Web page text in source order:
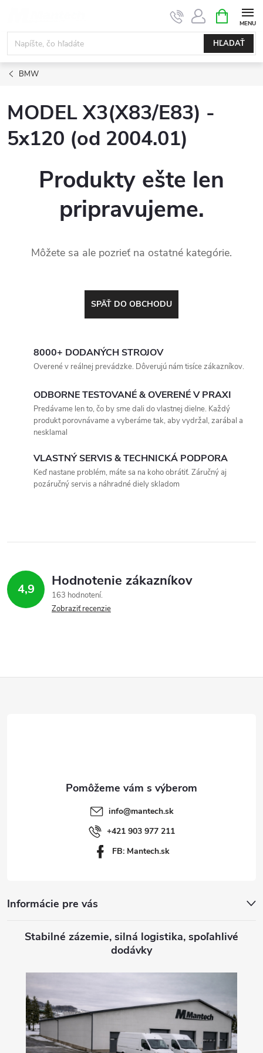
obsah
HĽADAŤ
KOŠÍK
BMW
MODEL X3(X83/E83) -
5x120 (od 2004.01)
Produkty ešte len
pripravujeme.
Môžete sa ale pozrieť na ostatné kategórie.
SPÄŤ DO OBCHODU
8000+ DODANÝCH STROJOV
Overené v reálnej prevádzke. Dôverujú nám tisíce zákazníkov.
ODBORNE TESTOVANÉ & OVERENÉ V PRAXI
Predávame len to, čo by sme dali do vlastnej dielne. Každý
produkt porovnávame a vyberáme tak, aby vydržal, zarábal a
nesklamal
VLASTNÝ SERVIS & TECHNICKÁ PODPORA
Keď nastane problém, máte sa na koho obrátiť. Záručný aj
pozáručný servis a náhradné diely skladom
4,9 Hodnotenie zákazníkov
163 hodnotení
Zobraziť recenzie
info@mantech.sk
+421 903 977 211
FB: Mantech.sk
Informácie pre vás
Stabilné zázemie, silná logistika, spoľahlivé
dodávky